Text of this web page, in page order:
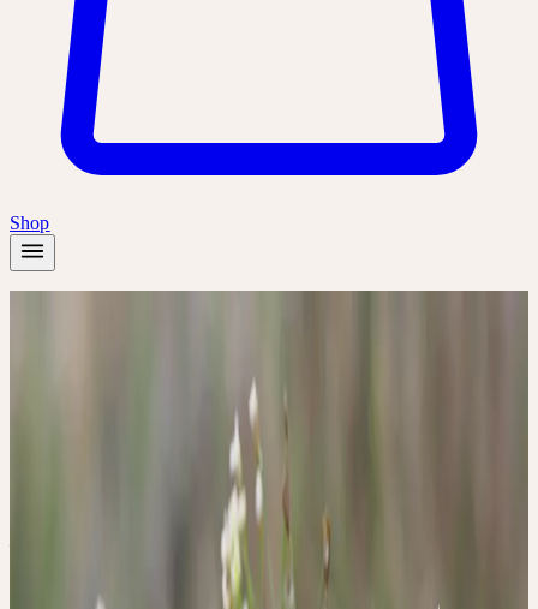
Shop
🔒 Fachpersonen
Ganzheitliche
Frauenheilkunde - Zyklus
und Menstruation